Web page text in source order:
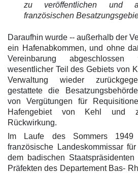
zu veröffentlichen und
französischen
Daraufhin wurde -- außerhalb der
ein Hafenabkommen, und ohne
Vereinbarung
wesentlicher Teil des Gebiets von
Verwaltung wieder
gestattete die
von Vergütungen für
Hafengebiet von Kehl und
Rückwirkung.
Im Laufe des Sommers 1949
französische Landeskommissar
dem badischen
Präfekten des Departement Bas-